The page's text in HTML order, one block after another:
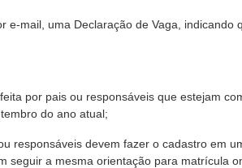
e-mail, uma Declaração de Vaga,
por pais ou responsáveis que estejam
do ano atual;
responsáveis devem fazer o cadastro em
seguir a mesma orientação para matrícula